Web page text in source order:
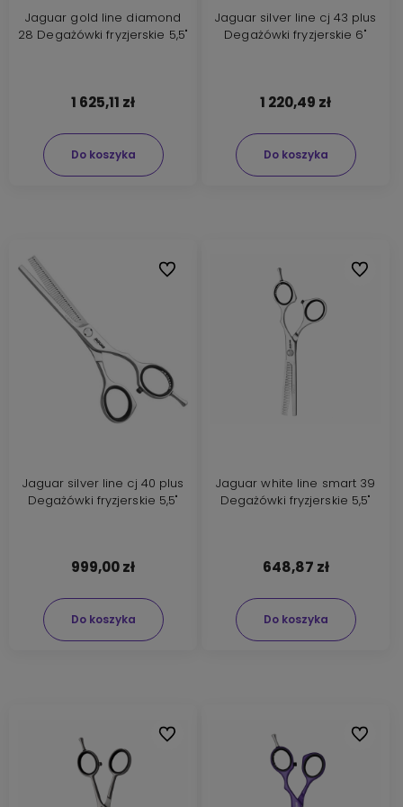
Jaguar gold line diamond
28 Degażówki fryzjerskie 5,5"
1 625,11 zł
Do koszyka
Jaguar silver line cj 43 plus
Degażówki fryzjerskie 6"
1 220,49 zł
Do koszyka
Jaguar silver line cj 40 plus
Degażówki fryzjerskie 5,5"
999,00 zł
Do koszyka
Do ulubionych
Jaguar white line smart 39
Degażówki fryzjerskie 5,5"
648,87 zł
Do koszyka
Do
Do ulubionych Do